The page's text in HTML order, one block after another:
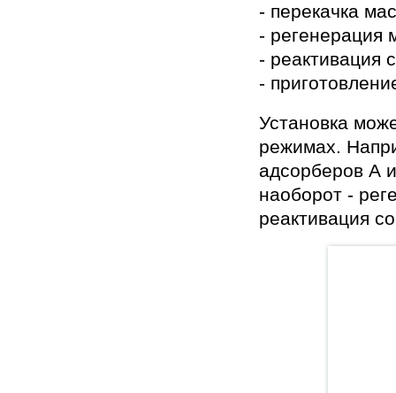
- перекачка
- регенерация
- реактивация
-
Установка
режимах.
адсорберов А
наоборот -
реактивация